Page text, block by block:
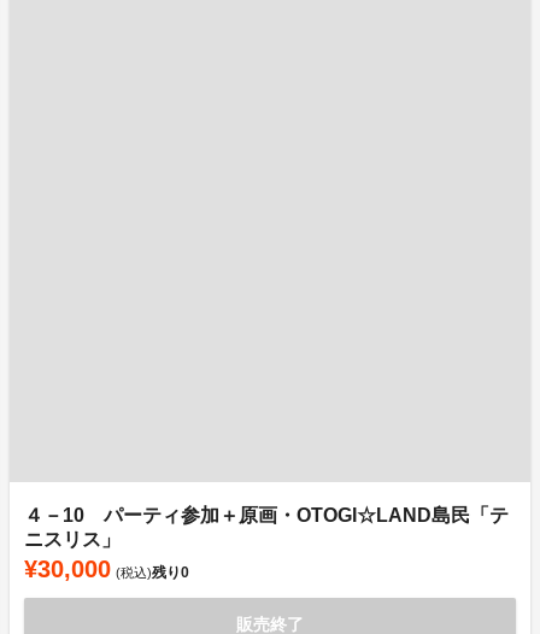
４－10 パーティ参加＋原画・OTOGI☆LAND島民「テ
ニスリス」
¥30,000 (税込)残り0
販売終了